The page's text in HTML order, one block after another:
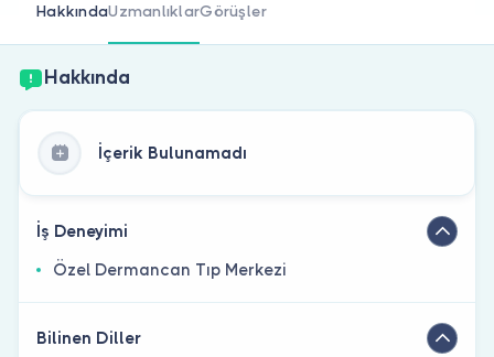
HakkındaUzmanlıklarGörüşler
Hakkında
İçerik Bulunamadı
İş Deneyimi
Özel Dermancan Tıp Merkezi
Bilinen Diller